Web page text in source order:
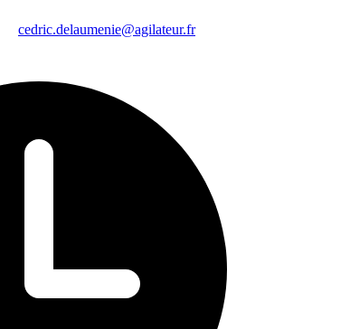
cedric.delaumenie@agilateur.fr